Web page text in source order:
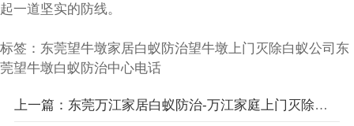
起一道坚实的防线。
标签： 东莞望牛墩家居白蚁防治望牛墩上门灭除白蚁公司 东
莞望牛墩白蚁防治中心电话
上一篇：东莞万江家居白蚁防治-万江家庭上门灭除白蚁公司-卫城专业技师团队携高端白蚁检测设备上门检测治理